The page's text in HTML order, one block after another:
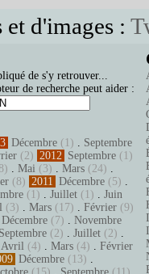
d'images :
de s'y retrouver...
de recherche peut aider :
Décembre (1) . Septembre
(2) 2012 Septembre (1)
. Mai (3) . Mars (24) .
(8) 2011 Décembre (5) .
(1) . Juillet (1) . Juin
(3) . Mars (17) . Février (9)
Décembre (7) . Novembre
Septembre (2) . Juillet (2) .
Avril (4) . Mars (4) . Février
Décembre (13) .